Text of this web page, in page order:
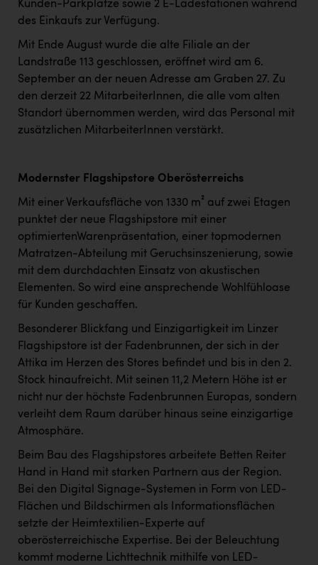
Kunden-Parkplätze sowie 2 E-Ladestationen während
des Einkaufs zur Verfügung.
Mit Ende August wurde die alte Filiale an der
Landstraße 113 geschlossen, eröffnet wird am 6.
September an der neuen Adresse am Graben 27. Zu
den derzeit 22 MitarbeiterInnen, die alle vom alten
Standort übernommen werden, wird das Personal mit
zusätzlichen MitarbeiterInnen verstärkt.
Modernster Flagshipstore Oberösterreichs
Mit einer Verkaufsfläche von 1330 m² auf zwei Etagen
punktet der neue Flagshipstore mit einer
optimiertenWarenpräsentation, einer topmodernen
Matratzen-Abteilung mit Geruchsinszenierung, sowie
mit dem durchdachten Einsatz von akustischen
Elementen. So wird eine ansprechende Wohlfühloase
für Kunden geschaffen.
Besonderer Blickfang und Einzigartigkeit im Linzer
Flagshipstore ist der Fadenbrunnen, der sich in der
Attika im Herzen des Stores befindet und bis in den 2.
Stock hinaufreicht. Mit seinen 11,2 Metern Höhe ist er
nicht nur der höchste Fadenbrunnen Europas, sondern
verleiht dem Raum darüber hinaus seine einzigartige
Atmosphäre.
Beim Bau des Flagshipstores arbeitete Betten Reiter
Hand in Hand mit starken Partnern aus der Region.
Bei den Digital Signage-Systemen in Form von LED-
Flächen und Bildschirmen als Informationsflächen
setzte der Heimtextilien-Experte auf
oberösterreichische Expertise. Bei der Beleuchtung
kommt moderne Lichttechnik mithilfe von LED-